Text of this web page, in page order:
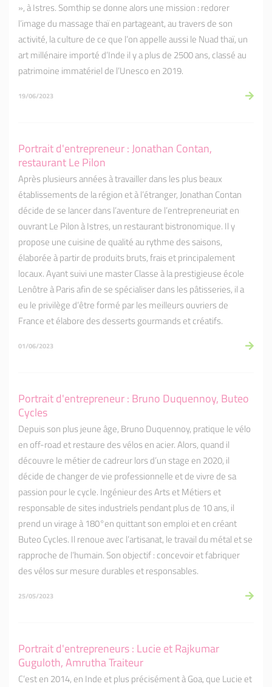
», à Istres. Somthip se donne alors une mission : redorer
l’image du massage thaï en partageant, au travers de son
activité, la culture de ce que l’on appelle aussi le Nuad thaï, un
art millénaire importé d’Inde il y a plus de 2500 ans, classé au
patrimoine immatériel de l’Unesco en 2019.
19/06/2023
Portrait d'entrepreneur : Jonathan Contan,
restaurant Le Pilon
Après plusieurs années à travailler dans les plus beaux
établissements de la région et à l’étranger, Jonathan Contan
décide de se lancer dans l’aventure de l’entrepreneuriat en
ouvrant Le Pilon à Istres, un restaurant bistronomique. Il y
propose une cuisine de qualité au rythme des saisons,
élaborée à partir de produits bruts, frais et principalement
locaux. Ayant suivi une master Classe à la prestigieuse école
Lenôtre à Paris afin de se spécialiser dans les pâtisseries, il a
eu le privilège d’être formé par les meilleurs ouvriers de
France et élabore des desserts gourmands et créatifs.
01/06/2023
Portrait d'entrepreneur : Bruno Duquennoy, Buteo
Cycles
Depuis son plus jeune âge, Bruno Duquennoy, pratique le vélo
en off-road et restaure des vélos en acier. Alors, quand il
découvre le métier de cadreur lors d’un stage en 2020, il
décide de changer de vie professionnelle et de vivre de sa
passion pour le cycle. Ingénieur des Arts et Métiers et
responsable de sites industriels pendant plus de 10 ans, il
prend un virage à 180°en quittant son emploi et en créant
Buteo Cycles. Il renoue avec l’artisanat, le travail du métal et se
rapproche de l’humain. Son objectif : concevoir et fabriquer
des vélos sur mesure durables et responsables.
25/05/2023
Portrait d'entrepreneurs : Lucie et Rajkumar
Guguloth, Amrutha Traiteur
C’est en 2014, en Inde et plus précisément à Goa, que Lucie et